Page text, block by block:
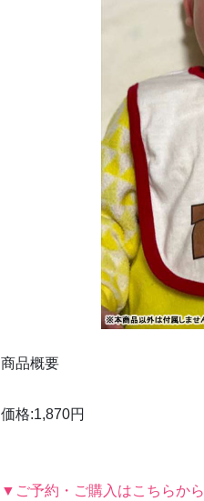
商品概要
価格:1,870円
▼ご予約・ご購入はこちらから